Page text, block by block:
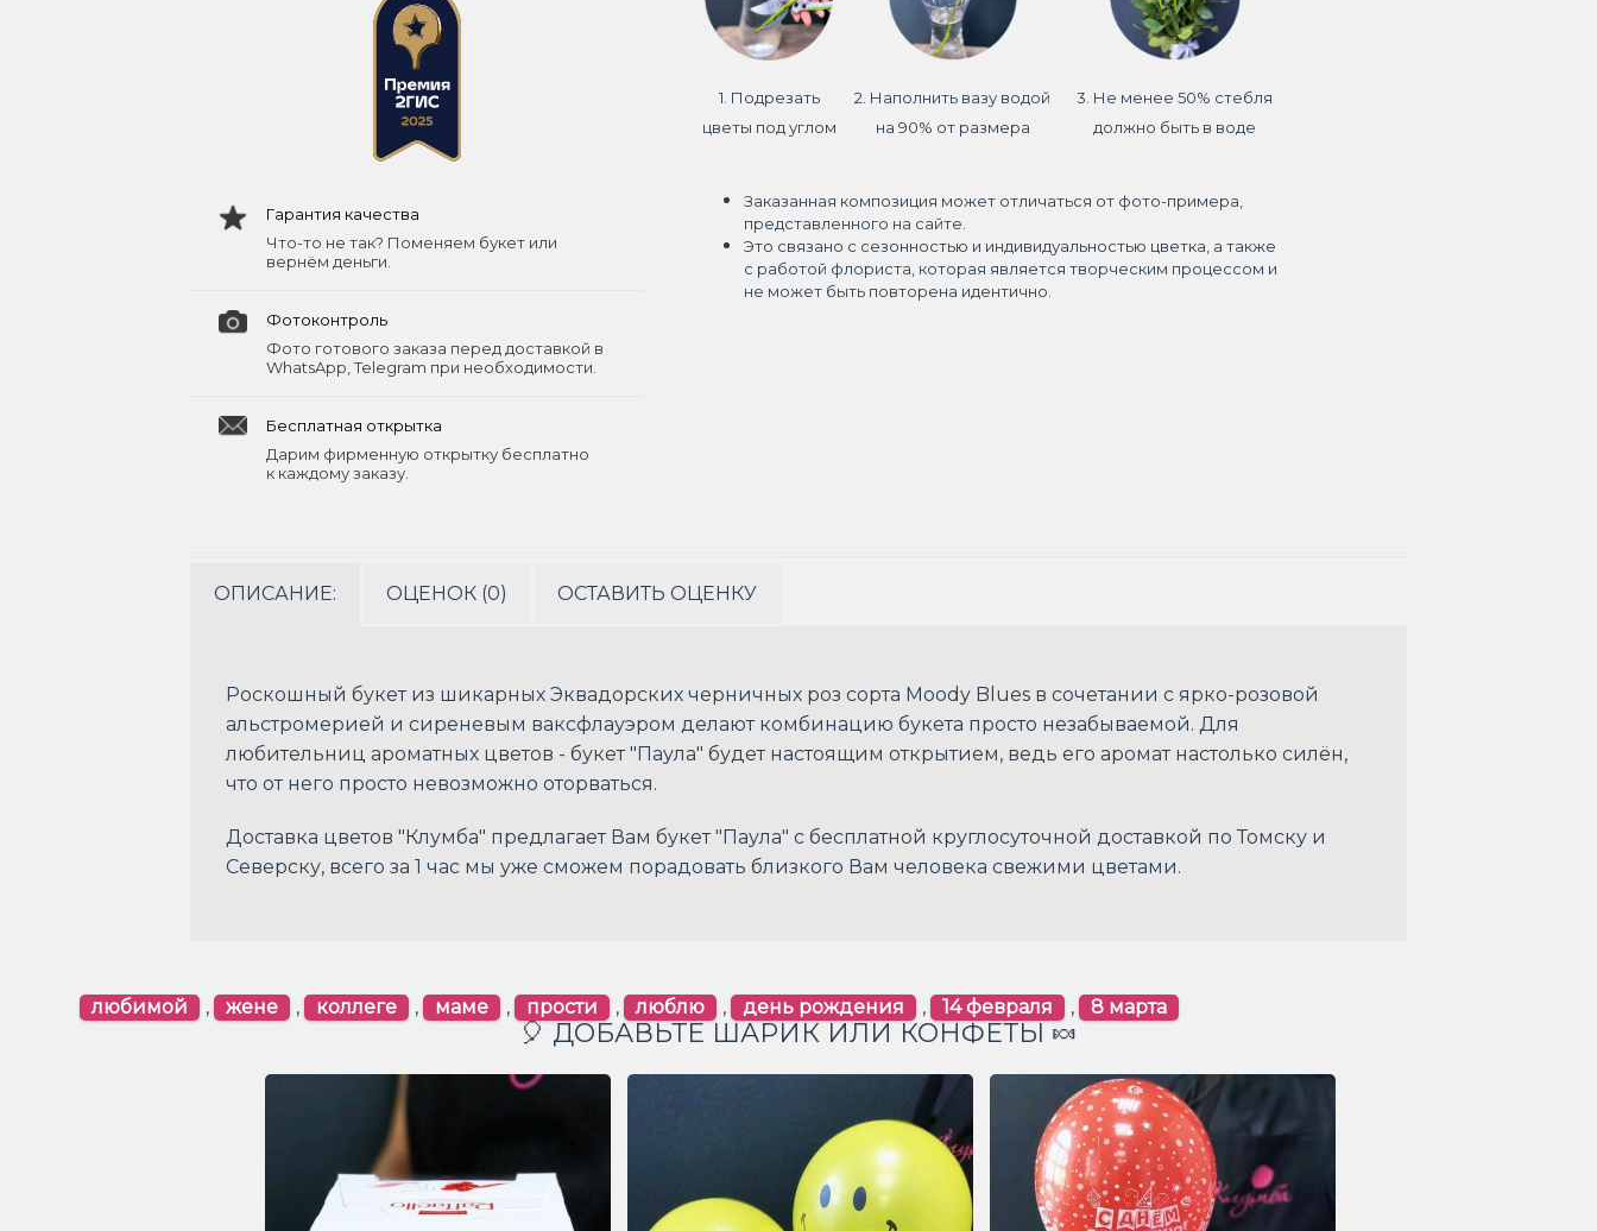
Гарантия качества
Что-то не так? Поменяем букет или
вернём деньги.
Фотоконтроль
Фото готового заказа перед доставкой в
WhatsApp, Telegram при необходимости.
Бесплатная открытка
Дарим фирменную открытку бесплатно
к каждому заказу.
1. Подрезать
цветы под углом
2. Наполнить вазу водой
на 90% от размера
3. Не менее 50% стебля
должно быть в воде
Заказанная композиция может отличаться от фото-примера,
представленного на сайте.
Это связано с сезонностью и индивидуальностью цветка, а также
с работой флориста, которая является творческим процессом и
не может быть повторена идентично.
ОПИСАНИЕ: ОЦЕНОК (0) ОСТАВИТЬ ОЦЕНКУ
Роскошный букет из шикарных Эквадорских черничных роз сорта Moody Blues в сочетании с ярко-розовой
альстромерией и сиреневым ваксфлауэром делают комбинацию букета просто незабываемой. Для
любительниц ароматных цветов - букет "Паула" будет настоящим открытием, ведь его аромат настолько силён,
что от него просто невозможно оторваться.
Доставка цветов "Клумба" предлагает Вам букет "Паула" с бесплатной круглосуточной доставкой по Томску и
Северску, всего за 1 час мы уже сможем порадовать близкого Вам человека свежими цветами.
любимой , жене , коллеге , маме , прости , люблю , день рождения , 14 февраля , 8 марта
🎈 ДОБАВЬТЕ ШАРИК ИЛИ КОНФЕТЫ 🍬